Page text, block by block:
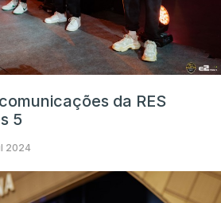
da RES
5
2024